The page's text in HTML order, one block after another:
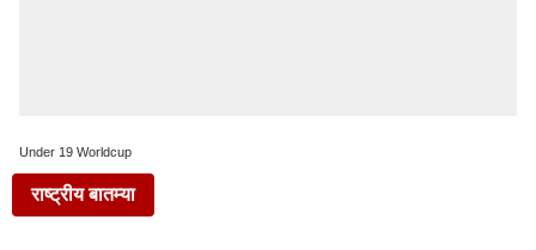
Under 19 Worldcup
राष्ट्रीय बातम्या